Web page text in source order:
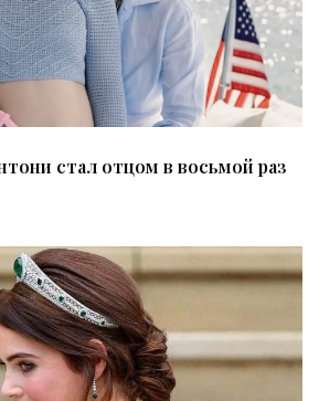
стал отцом в восьмой раз